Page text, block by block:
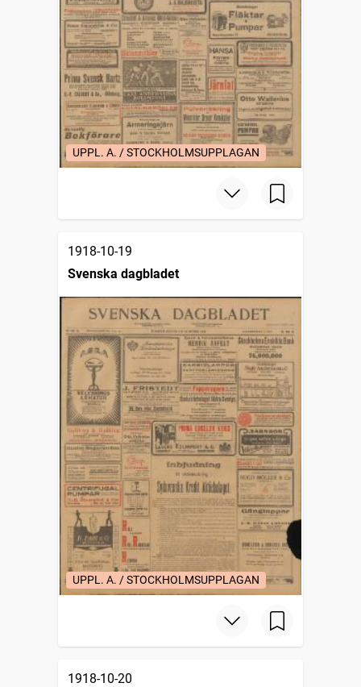
UPPL. A. / STOCKHOLMSUPPLAGAN
1918-10-19
Svenska dagbladet
UPPL. A. / STOCKHOLMSUPPLAGAN
1918-10-20